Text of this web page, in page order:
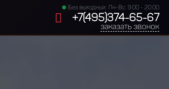
Без выходных: Пн-Вс: 9:00 - 20:00
+7(495)374-65-67
заказать звонок